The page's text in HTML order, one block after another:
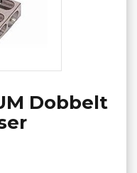
Dobbelt